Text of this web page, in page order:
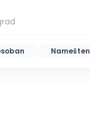
Namešten